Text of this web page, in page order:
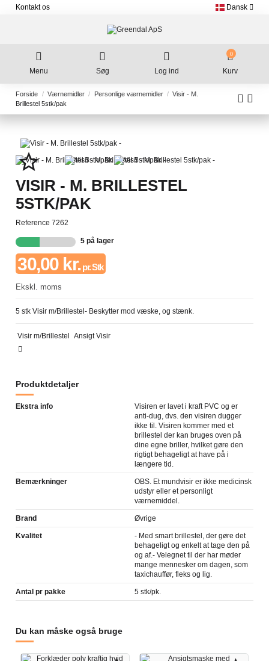
Kontakt os Dansk
Menu Søg Log ind
0
Kurv
Forside Værnemidler Personlige værnemidler
Visir - M.
Brillestel 5stk/pak
star_border
VISIR - M. BRILLESTEL
5STK/PAK
Reference 7262
5 på lager
30,00 kr.pr. Stk
Ekskl. moms
5 stk Visir m/Brillestel- Beskytter mod væske, og stænk.
Visir m/Brillestel Ansigt Visir
Produktdetaljer
Ekstra info
Visiren er lavet i kraft PVC og er
anti-dug, dvs. den visiren dugger
ikke til. Visiren kommer med et
brillestel der kan bruges oven på
dine egne briller, hvilket gøre den
rigtigt behageligt at have på i
længere tid.
Bemærkninger
OBS. Et mundvisir er ikke medicinsk
udstyr eller et personligt
værnemiddel.
Brand Øvrige
Kvalitet
- Med smart brillestel, der gøre det
behageligt og enkelt at tage den på
og af.- Velegnet til der har møder
mange mennesker om dagen, som
taxichauffør, fleks og lig.
Antal pr pakke 5 stk/pk.
Du kan måske også bruge